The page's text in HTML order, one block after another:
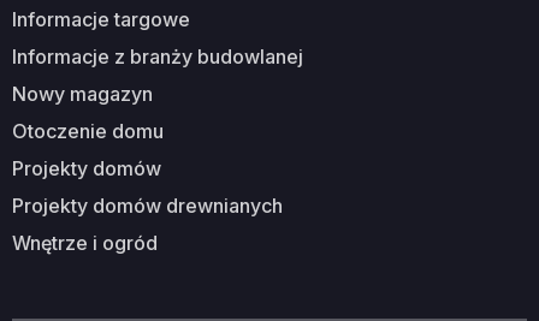
informacje targowe
informacje z branży budowlanej
nowy magazyn
otoczenie domu
projekty domów
projekty domów drewnianych
wnętrze i ogród